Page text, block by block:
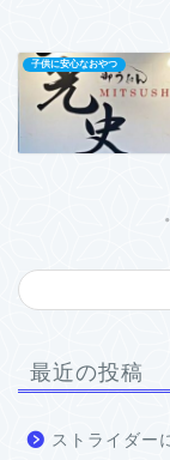
子供に安心なおやつ
最近の投稿
ストライダー